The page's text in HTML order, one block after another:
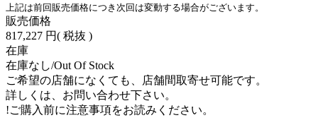
上記は前回販売価格につき次回は変動する場合がございます。
販売価格
817,227 円( 税抜 )
在庫
在庫なし/Out Of Stock
ご希望の店舗になくても、店舗間取寄せ可能です。
詳しくは、お問い合わせ下さい。
!ご購入前に注意事項をお読みください。